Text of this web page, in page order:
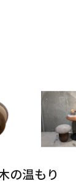
の温もり